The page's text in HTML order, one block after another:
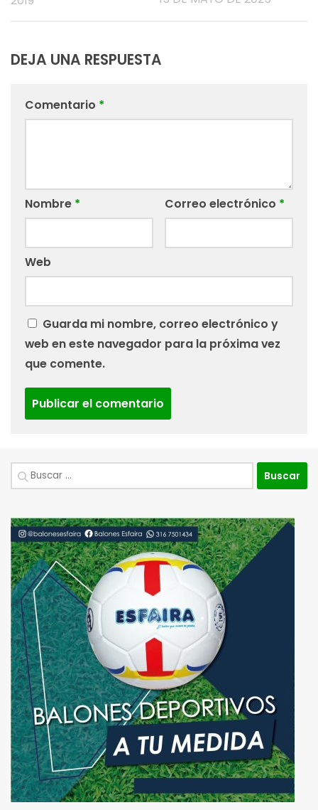
DEJA UNA RESPUESTA
Comentario *
Nombre * Correo electrónico *
Web
Guarda mi nombre, correo electrónico y
web en este navegador para la próxima vez
que comente.
Buscar: